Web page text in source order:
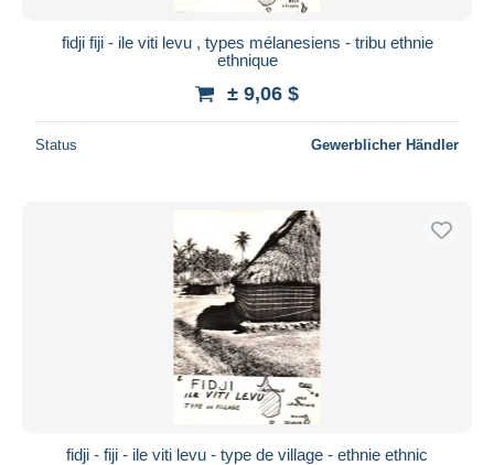
fidji fiji - ile viti levu , types mélanesiens - tribu ethnie
ethnique
± 9,06 $
Status Gewerblicher Händler
fidji - fiji - ile viti levu - type de village - ethnie ethnic